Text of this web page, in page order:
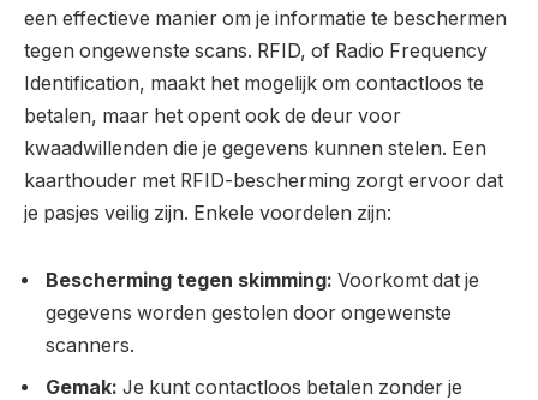
een effectieve manier om je informatie te beschermen
tegen ongewenste scans. RFID, of Radio Frequency
Identification, maakt het mogelijk om contactloos te
betalen, maar het opent ook de deur voor
kwaadwillenden die je gegevens kunnen stelen. Een
kaarthouder met RFID-bescherming zorgt ervoor dat
je pasjes veilig zijn. Enkele voordelen zijn:
Bescherming tegen skimming: Voorkomt dat je
gegevens worden gestolen door ongewenste
scanners.
Gemak: Je kunt contactloos betalen zonder je